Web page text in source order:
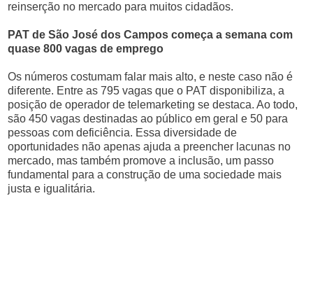
reinserção no mercado para muitos cidadãos.
PAT de São José dos Campos começa a semana com
quase 800 vagas de emprego
Os números costumam falar mais alto, e neste caso não é
diferente. Entre as 795 vagas que o PAT disponibiliza, a
posição de operador de telemarketing se destaca. Ao todo,
são 450 vagas destinadas ao público em geral e 50 para
pessoas com deficiência. Essa diversidade de
oportunidades não apenas ajuda a preencher lacunas no
mercado, mas também promove a inclusão, um passo
fundamental para a construção de uma sociedade mais
justa e igualitária.